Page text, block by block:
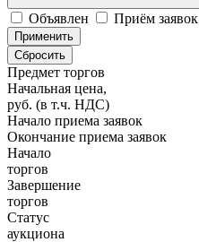
Объявлен Приём заявок
Применить
Сбросить
Предмет торгов
Начальная цена,
руб. (в т.ч. НДС)
Начало приема заявок
Окончание приема заявок
Начало
торгов
Завершение
торгов
Статус
аукциона